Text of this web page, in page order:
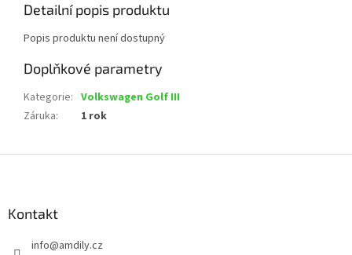
Detailní popis produktu
Popis produktu není dostupný
Doplňkové parametry
Kategorie: Volkswagen Golf III
Záruka: 1 rok
Kontakt
info@amdily.cz